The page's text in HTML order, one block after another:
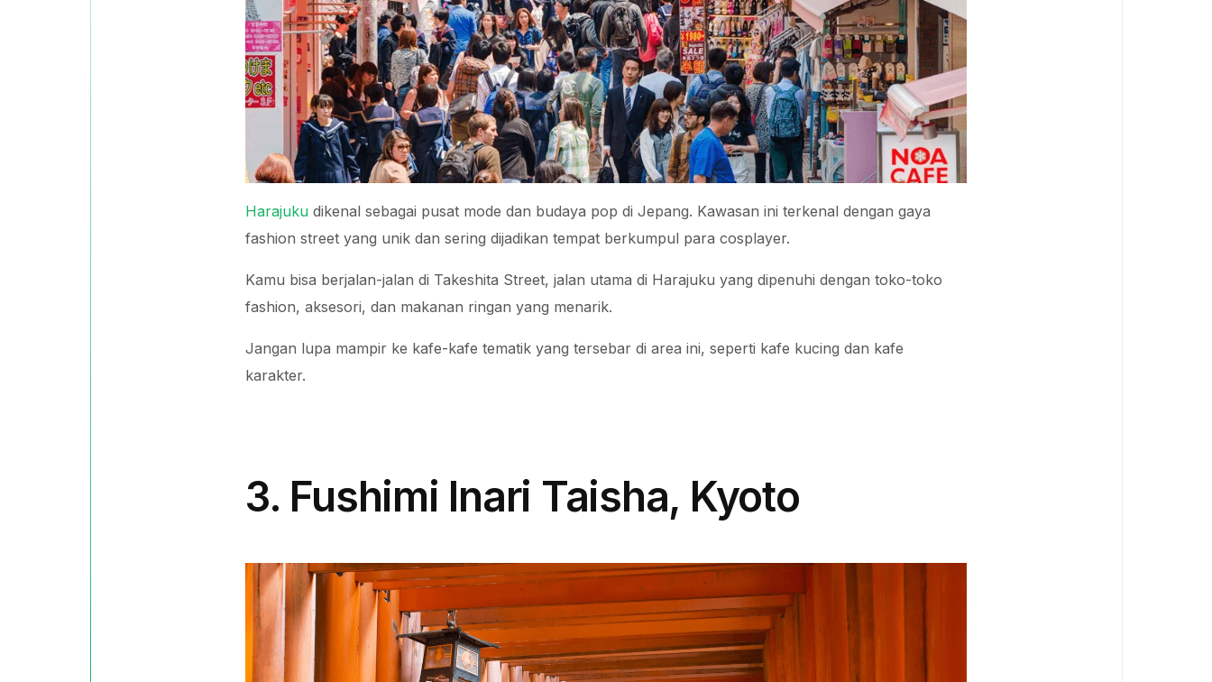
Harajuku dikenal sebagai pusat mode dan budaya pop di Jepang. Kawasan ini terkenal dengan gaya
fashion street yang unik dan sering dijadikan tempat berkumpul para cosplayer.
Kamu bisa berjalan-jalan di Takeshita Street, jalan utama di Harajuku yang dipenuhi dengan toko-toko
fashion, aksesori, dan makanan ringan yang menarik.
Jangan lupa mampir ke kafe-kafe tematik yang tersebar di area ini, seperti kafe kucing dan kafe
karakter.
3. Fushimi Inari Taisha, Kyoto